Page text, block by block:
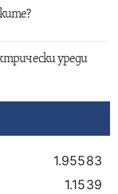
уреди
1.95583
1.1539